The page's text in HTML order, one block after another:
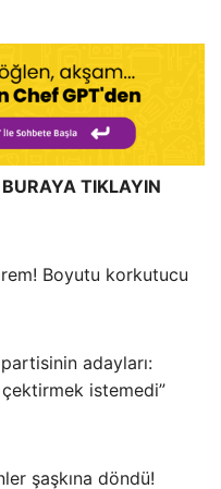
TIKLAYIN
Boyutu korkutucu
adayları:
istemedi”
şaşkına döndü!